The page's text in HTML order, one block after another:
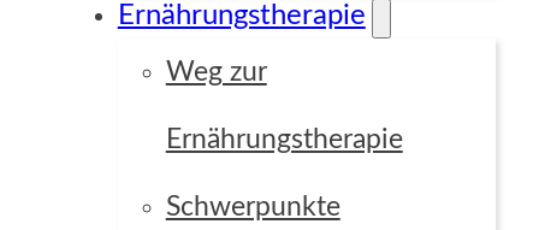
Ernährungstherapie
Weg zur
Ernährungstherapie
Schwerpunkte
Grid Custom